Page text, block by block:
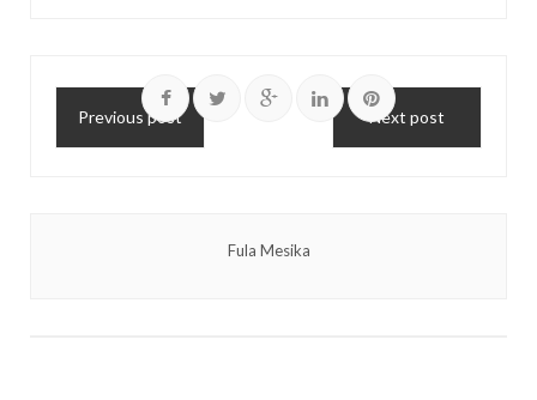
Previous post Next post
Fula Mesika